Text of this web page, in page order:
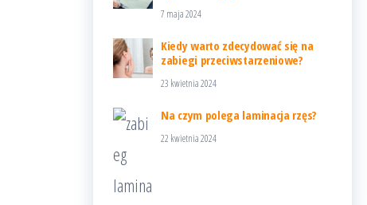
7 maja 2024
Kiedy warto zdecydować się na
zabiegi przeciwstarzeniowe?
23 kwietnia 2024
Na czym polega laminacja rzęs?
22 kwietnia 2024